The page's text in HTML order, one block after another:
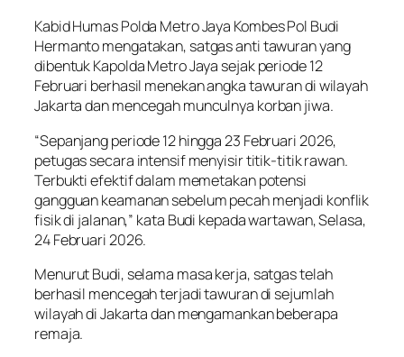
Kabid Humas Polda Metro Jaya Kombes Pol Budi
Hermanto mengatakan, satgas anti tawuran yang
dibentuk Kapolda Metro Jaya sejak periode 12
Februari berhasil menekan angka tawuran di wilayah
Jakarta dan mencegah munculnya korban jiwa.
“Sepanjang periode 12 hingga 23 Februari 2026,
petugas secara intensif menyisir titik-titik rawan.
Terbukti efektif dalam memetakan potensi
gangguan keamanan sebelum pecah menjadi konflik
fisik di jalanan,” kata Budi kepada wartawan, Selasa,
24 Februari 2026.
Menurut Budi, selama masa kerja, satgas telah
berhasil mencegah terjadi tawuran di sejumlah
wilayah di Jakarta dan mengamankan beberapa
remaja.